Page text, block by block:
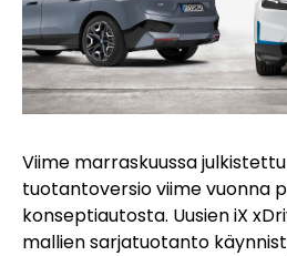
Viime marraskuussa julkistettu
tuotantoversio viime vuonna
konseptiautosta. Uusien iX
mallien sarjatuotanto